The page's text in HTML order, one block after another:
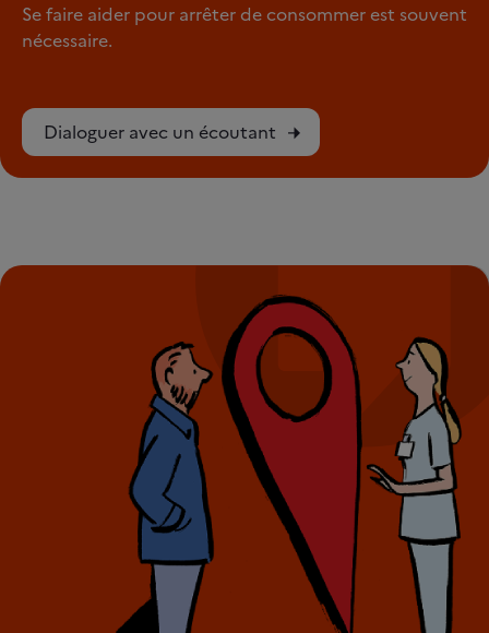
Se faire aider pour arrêter de consommer est souvent
nécessaire.
Dialoguer avec un écoutant